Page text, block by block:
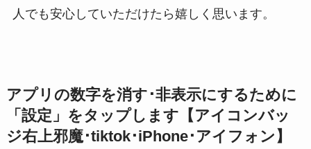
人でも安心していただけたら嬉しく思います。
アプリの数字を消す･非表示にするために
「設定」をタップします【アイコンバッ
ジ右上邪魔･tiktok･iPhone･アイフォン】